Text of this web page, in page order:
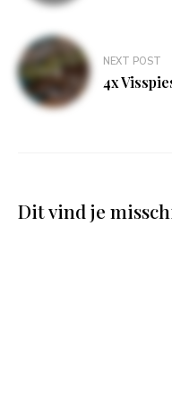
NEXT POST
4x
Dit vind je